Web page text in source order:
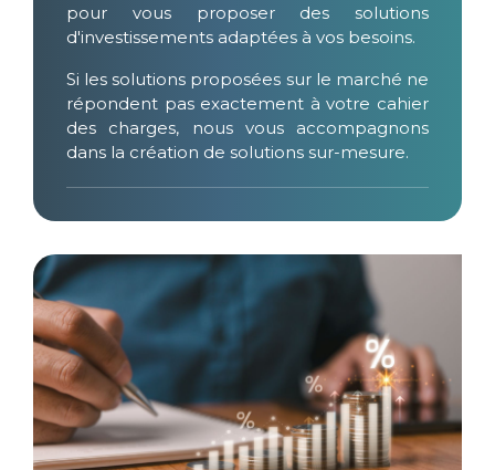
pour vous proposer des solutions
d'investissements adaptées à vos besoins.
Si les solutions proposées sur le marché ne
répondent pas exactement à votre cahier
des charges, nous vous accompagnons
dans la création de solutions sur-mesure.